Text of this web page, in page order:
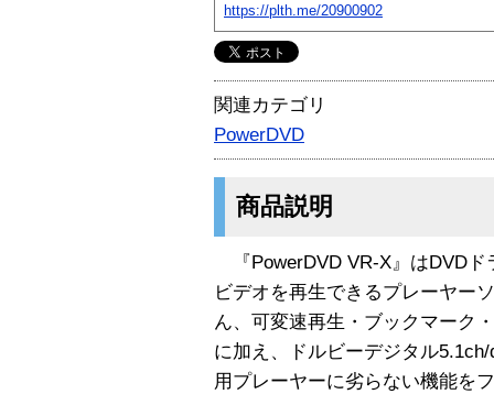
https://plth.me/20900902
関連カテゴリ
PowerDVD
商品説明
『PowerDVD VR-X』はDVDド
ビデオを再生できるプレーヤー
ん、可変速再生・ブックマーク
に加え、ドルビーデジタル
用プレーヤーに劣らない機能を